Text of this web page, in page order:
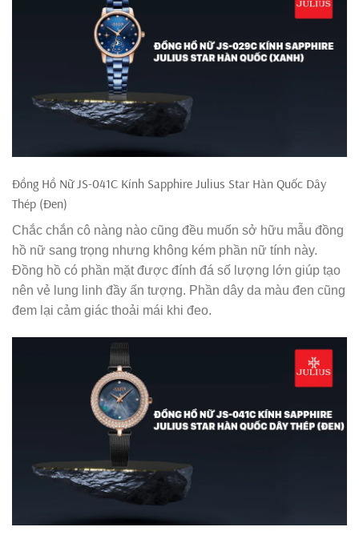
Đồng Hồ Nữ JS-041C Kính Sapphire Julius Star Hàn Quốc Dây
Thép (Đen)
Chắc chắn cô nàng nào cũng đều muốn sở hữu mẫu đồng
hồ nữ sang trọng nhưng không kém phần nữ tính này.
Đồng hồ có phần mặt được đính đá số lượng lớn giúp tạo
nên vẻ lung linh đầy ấn tượng. Phần dây da màu đen cũng
đem lại cảm giác thoải mái khi đeo.